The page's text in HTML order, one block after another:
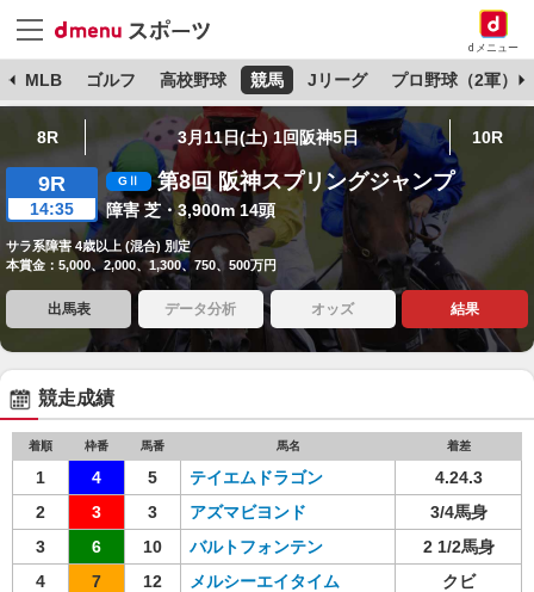
dメニュー
MLB ゴルフ 高校野球 競馬 Jリーグ プロ野球（2軍）
8R 3月11日(土) 1回阪神5日 10R
9R
14:35
第8回 阪神スプリングジャンプ
障害 芝・3,900m 14頭
サラ系障害 4歳以上 (混合) 別定
本賞金：5,000、2,000、1,300、750、500万円
出馬表 データ分析 オッズ 結果
競走成績
着順 枠番 馬番 馬名 着差
1 4 5 テイエムドラゴン
4.24.3
2
3 3 アズマビヨンド
3/4馬身
3
6 10 バルトフォンテン
2 1/2馬身
4
7 12 メルシーエイタイム
クビ